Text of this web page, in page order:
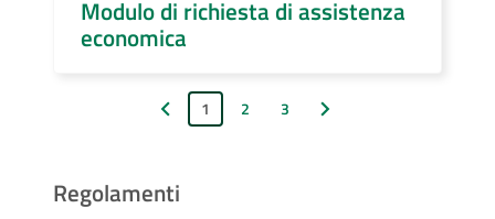
Modulo di richiesta di assistenza
economica
Pagina precedente
1 2 3 Pagina successiva
Regolamenti